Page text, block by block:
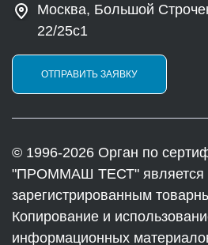
Москва, Большой
22/25с1
ОТПРАВИТЬ ЗАЯВКУ
© 1996-2026 Орган по
"ПРОММАШ ТЕСТ" является
зарегистрированным
Копирование и
информационных